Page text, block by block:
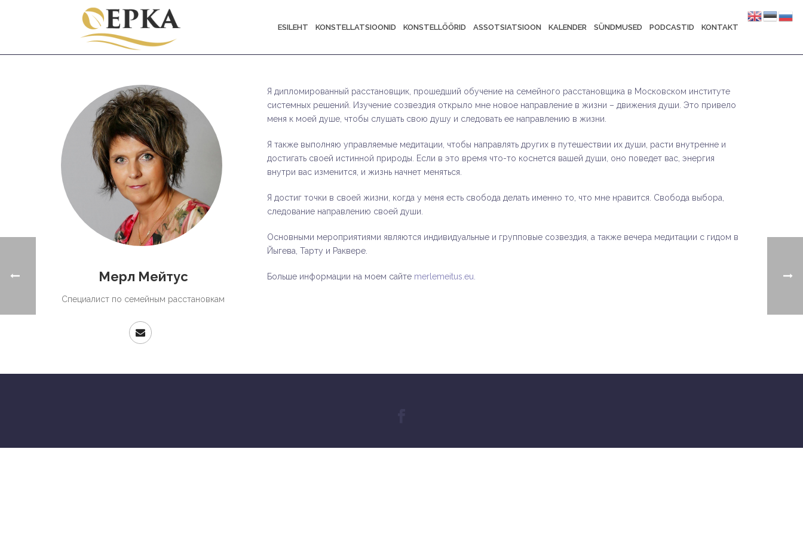
ESILEHT KONSTELLATSIOONID KONSTELLÖÖRID ASSOTSIATSIOON KALENDER SÜNDMUSED PODCASTID KONTAKT
Мерл Мейтус
Специалист по семейным расстановкам
Я дипломированный расстановщик, прошедший обучение на семейного расстановщика в Московском институте
системных решений. Изучение созвездия открыло мне новое направление в жизни – движения души. Это привело
меня к моей душе, чтобы слушать свою душу и следовать ее направлению в жизни.
Я также выполняю управляемые медитации, чтобы направлять других в путешествии их души, расти внутренне и
достигать своей истинной природы. Если в это время что-то коснется вашей души, оно поведет вас, энергия
внутри вас изменится, и жизнь начнет меняться.
Я достиг точки в своей жизни, когда у меня есть свобода делать именно то, что мне нравится. Свобода выбора,
следование направлению своей души.
Основными мероприятиями являются индивидуальные и групповые созвездия, а также вечера медитации с гидом в
Йыгева, Тарту и Раквере.
Больше информации на моем сайте merlemeitus.eu.